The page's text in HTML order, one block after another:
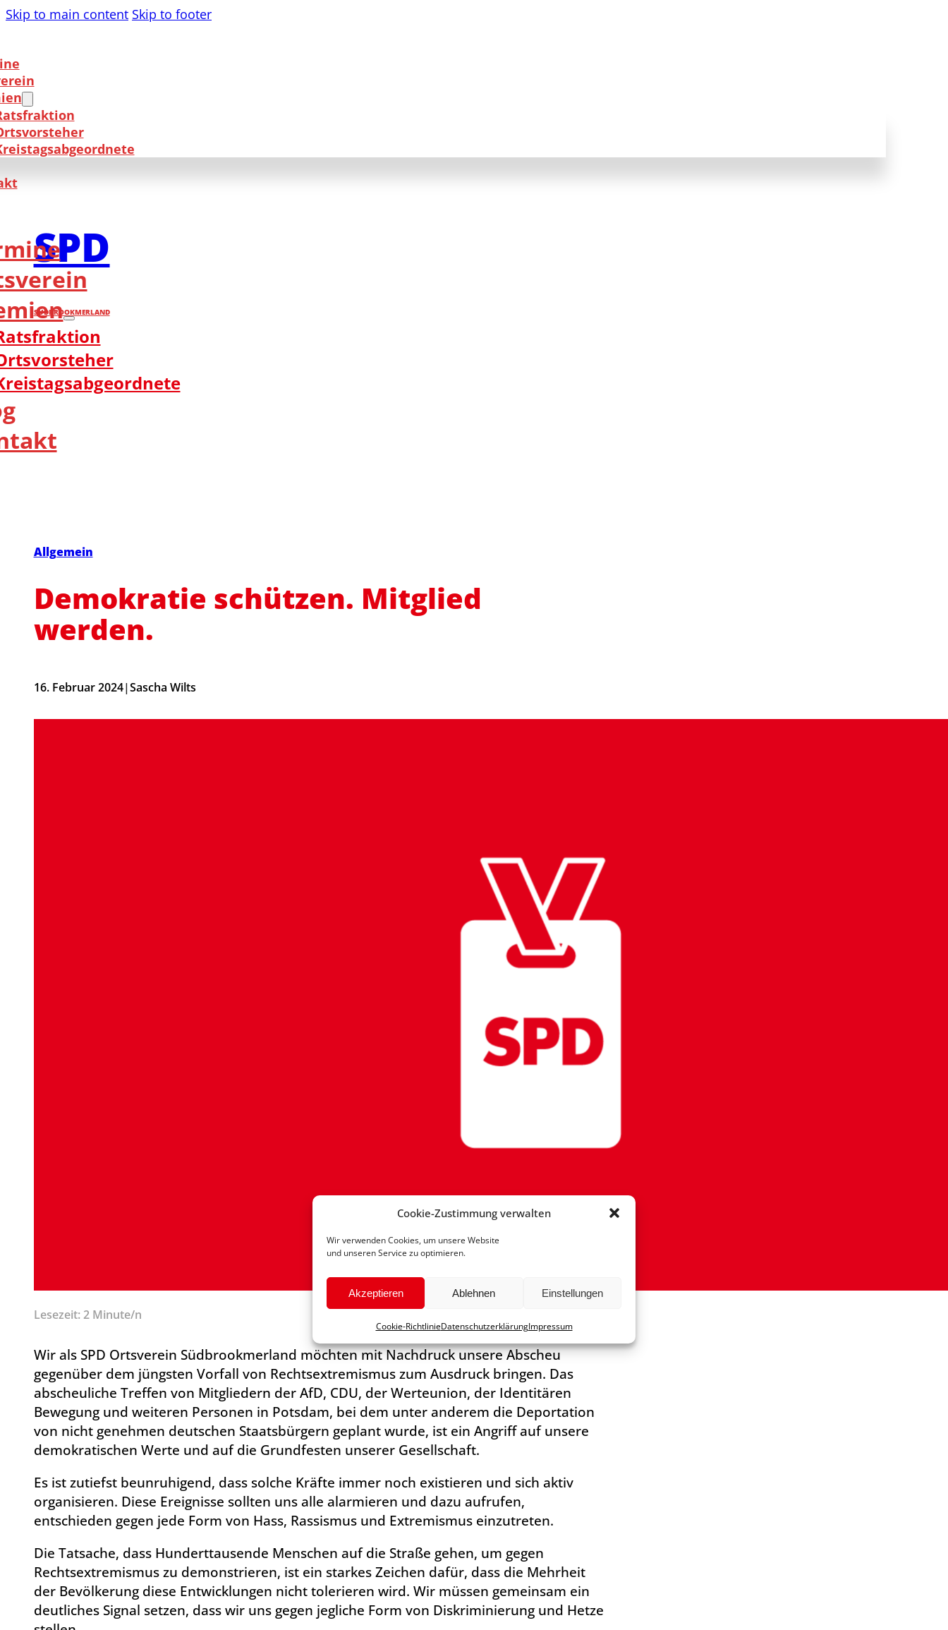
Cookie-Zustimmung verwalten
Wir verwenden Cookies, um unsere Website
und unseren Service zu optimieren.
Akzeptieren Ablehnen Einstellungen
Cookie-RichtlinieDatenschutzerklärungImpressum
Skip to main content Skip to footer
SPD
SÜDBROOKMERLAND
Allgemein
Demokratie schützen. Mitglied
werden.
16. Februar 2024|Sascha Wilts
Lesezeit: 2 Minute/n
Wir als SPD Ortsverein Südbrookmerland möchten mit Nachdruck unsere Abscheu
gegenüber dem jüngsten Vorfall von Rechtsextremismus zum Ausdruck bringen. Das
abscheuliche Treffen von Mitgliedern der AfD, CDU, der Werteunion, der Identitären
Bewegung und weiteren Personen in Potsdam, bei dem unter anderem die Deportation
von nicht genehmen deutschen Staatsbürgern geplant wurde, ist ein Angriff auf unsere
demokratischen Werte und auf die Grundfesten unserer Gesellschaft.
Es ist zutiefst beunruhigend, dass solche Kräfte immer noch existieren und sich aktiv
organisieren. Diese Ereignisse sollten uns alle alarmieren und dazu aufrufen,
entschieden gegen jede Form von Hass, Rassismus und Extremismus einzutreten.
Die Tatsache, dass Hunderttausende Menschen auf die Straße gehen, um gegen
Rechtsextremismus zu demonstrieren, ist ein starkes Zeichen dafür, dass die Mehrheit
der Bevölkerung diese Entwicklungen nicht tolerieren wird. Wir müssen gemeinsam ein
deutliches Signal setzen, dass wir uns gegen jegliche Form von Diskriminierung und Hetze